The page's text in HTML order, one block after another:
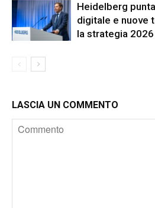
Heidelberg
digitale e nuove
la strategia 2026
LASCIA UN COMMENTO